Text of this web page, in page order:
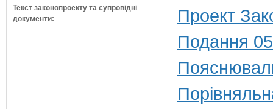
Текст законопроекту та супровідні
документи:
Проект
Подання